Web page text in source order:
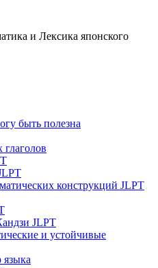
и Лексика японского
быть полезна
глаголов
конструкций JLPT
JLPT
и устойчивые
языка